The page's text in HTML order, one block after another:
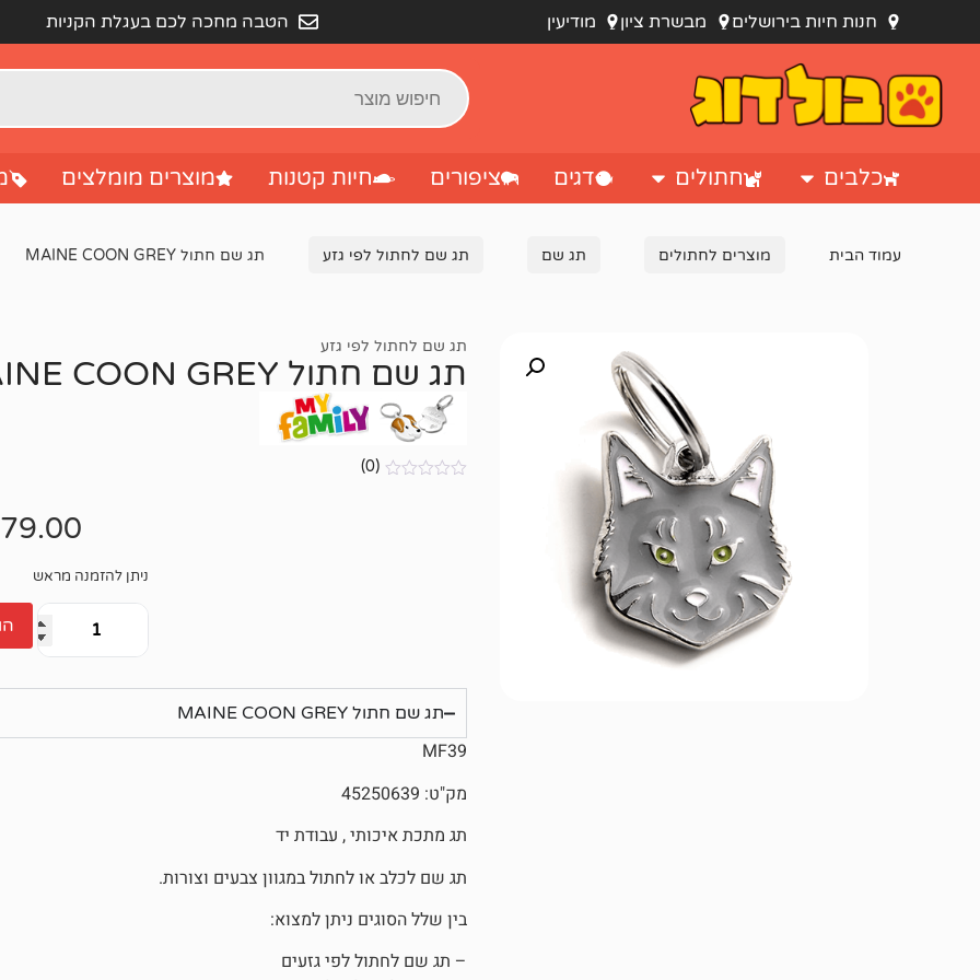
חנות חיות בירושלים מבשרת ציון מודיעין הטבה מחכה לכם בעגלת הקניות
כלבים חתולים דגים ציפורים חיות קטנות מוצרים מומלצים
עמוד הבית מוצרים לחתולים תג שם תג שם לחתול לפי גזע תג שם חתול MAINE COON GREY
תג שם לחתול לפי גזע
תג שם חתול MAINE COON GREY
(0)
79.00
ניתן להזמנה מראש
תג שם חתול MAINE COON GREY
MF39
מק"ט: 45250639
תג מתכת איכותי , עבודת יד
תג שם לכלב או לחתול במגוון צבעים וצורות.
בין שלל הסוגים ניתן למצוא:
– תג שם לחתול לפי גזעים